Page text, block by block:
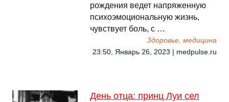
рождения ведет напряженную
психоэмоциональную жизнь,
чувствует боль, с …
Здоровье, медицина
23:50, Январь 26, 2023 | medpulse.ru
День отца: принц Луи сел